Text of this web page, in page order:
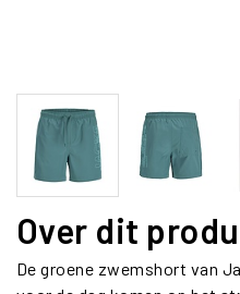
Over dit
De groene zwemshort van